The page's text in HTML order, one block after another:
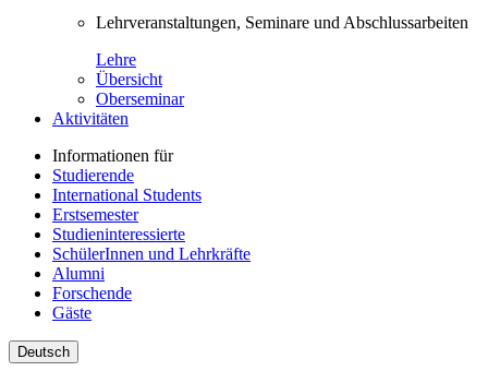
Lehrveranstaltungen, Seminare und Abschlussarbeiten
Lehre
Übersicht
Oberseminar
Aktivitäten
Informationen für
Studierende
International Students
Erstsemester
Studieninteressierte
SchülerInnen und Lehrkräfte
Alumni
Forschende
Gäste
Deutsch